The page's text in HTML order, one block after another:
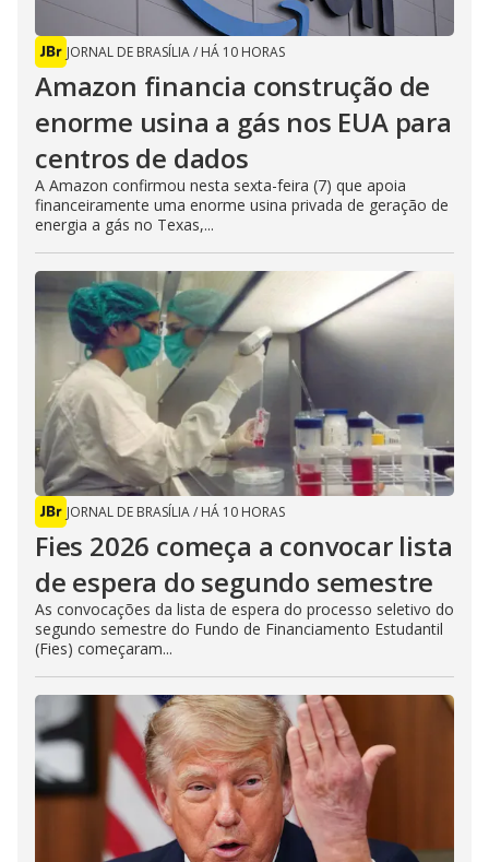
JORNAL DE BRASÍLIA/ HÁ 10 HORAS
Amazon financia construção de
enorme usina a gás nos EUA para
centros de dados
A Amazon confirmou nesta sexta-feira (7) que apoia
financeiramente uma enorme usina privada de geração de
energia a gás no Texas,...
JORNAL DE BRASÍLIA/ HÁ 10 HORAS
Fies 2026 começa a convocar lista
de espera do segundo semestre
As convocações da lista de espera do processo seletivo do
segundo semestre do Fundo de Financiamento Estudantil
(Fies) começaram...